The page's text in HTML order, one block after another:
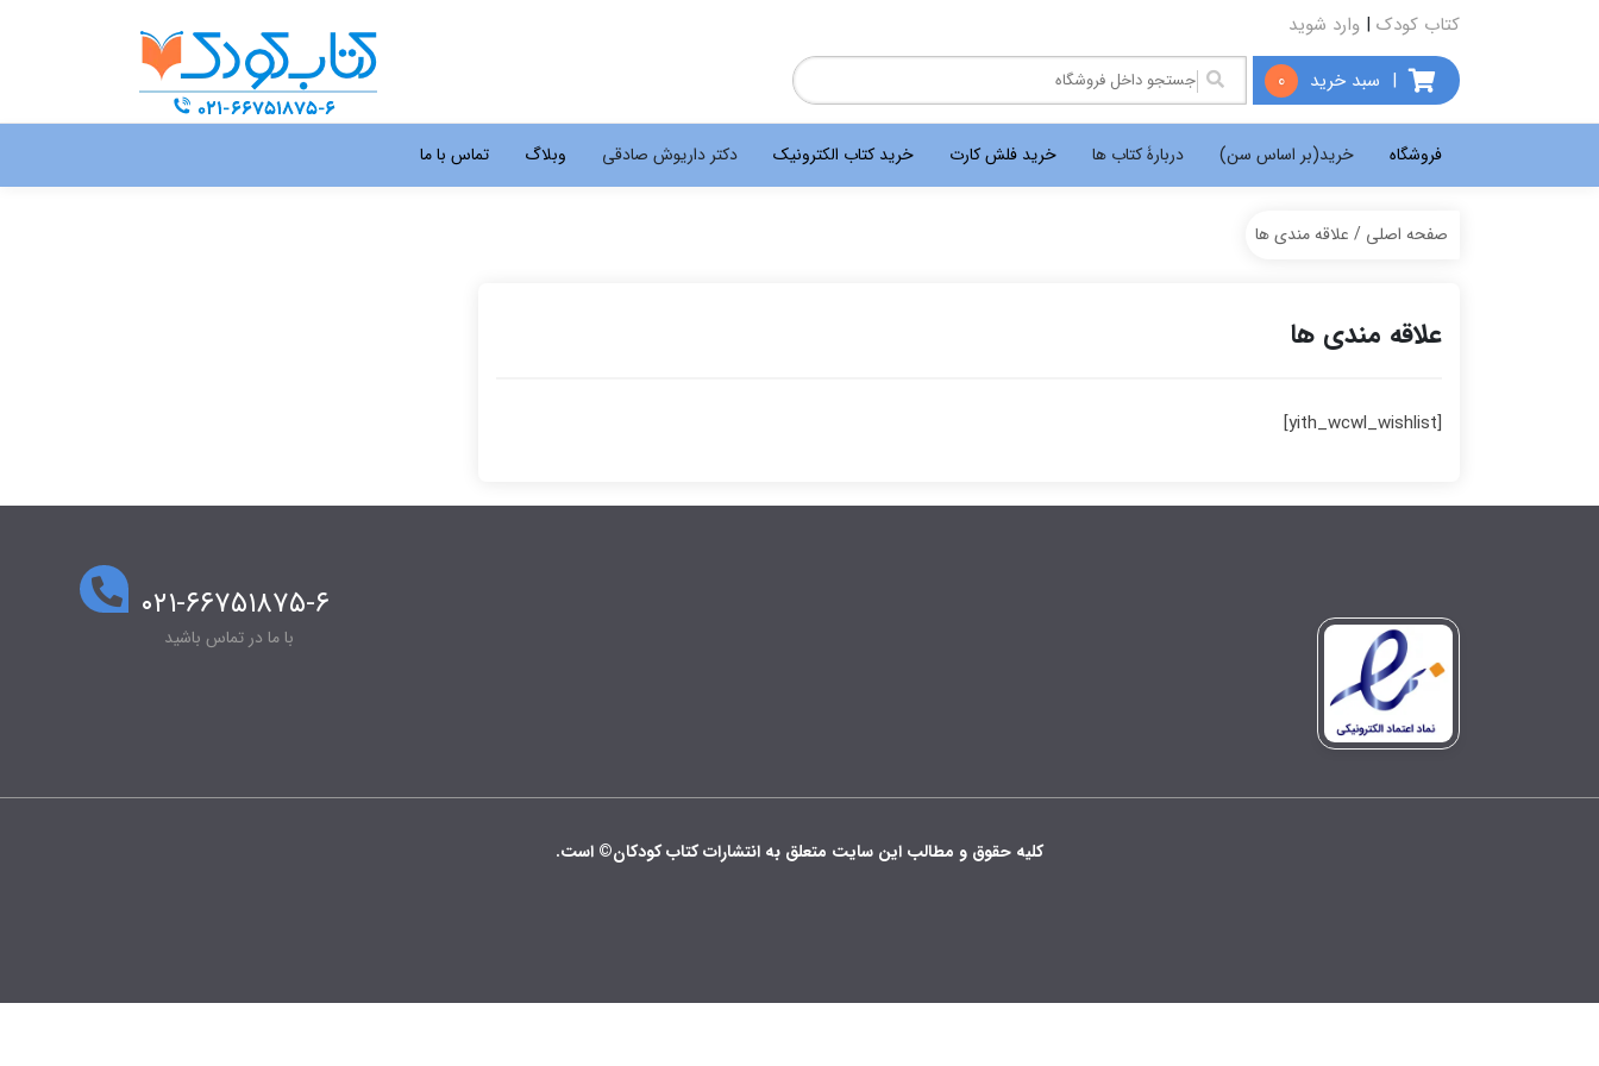
کتاب کودک | وارد شوید
| سبد خرید 0
فروشگاه خرید(بر اساس سن) دربارۀ کتاب ها خرید فلش کارت خرید کتاب الکترونیک دکتر داریوش صادقی وبلاگ تماس با ما
صفحه اصلی / علاقه مندی ها
علاقه مندی ها
[yith_wcwl_wishlist]
۰۲۱-۶۶۷۵۱۸۷۵-۶
با ما در تماس باشید
کلیه حقوق و مطالب این سایت متعلق به انتشارات کتاب کودکان© است.